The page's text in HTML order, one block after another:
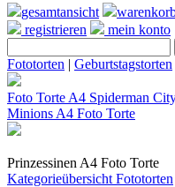
gesamtansicht
registrieren
mein konto
Fototorten | Geburtstagstorten
Foto Torte A4 Spiderman
Minions A4 Foto Torte
Prinzessinen A4 Foto Torte
Kategorieübersicht Fototorten